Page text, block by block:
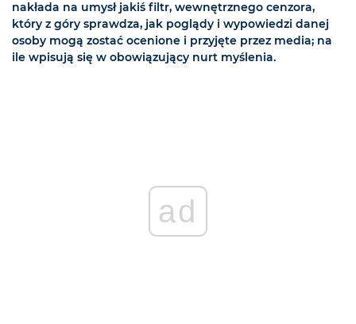
nakłada na umysł jakiś filtr, wewnętrznego cenzora,
który z góry sprawdza, jak poglądy i wypowiedzi danej
osoby mogą zostać ocenione i przyjęte przez media; na
ile wpisują się w obowiązujący nurt myślenia.
ad